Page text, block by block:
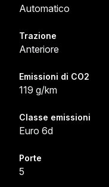
Automatico
Trazione
Anteriore
Emissioni di CO2
119 g/km
Classe emissioni
Euro 6d
Porte
5